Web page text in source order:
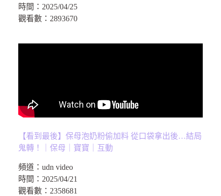
時間： 2025/04/25
觀看數： 2893670
【看到最後】保母泡奶粉偷加料 從口袋拿出後…結局
鬼轉！｜保母｜寶寶｜互動
頻道： udn video
時間： 2025/04/21
觀看數： 2358681